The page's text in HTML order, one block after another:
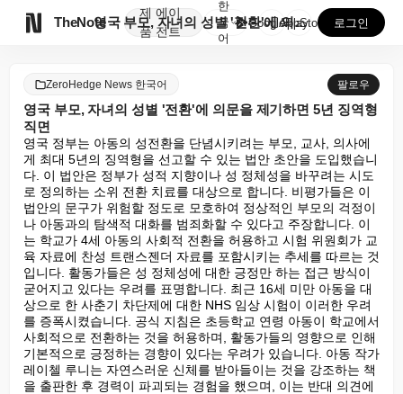
TheNote
제
품
에이
전트
영국 부모, 자녀의 성별 '전환'에 의문을 제기하면 5...
한
국
어
GooglePlay
AppStore 로그인
ZeroHedge News 한국어 팔로우
영국 부모, 자녀의 성별 '전환'에 의문을 제기하면 5년 징역형
직면
영국 정부는 아동의 성전환을 단념시키려는 부모, 교사, 의사에
게 최대 5년의 징역형을 선고할 수 있는 법안 초안을 도입했습니
다. 이 법안은 정부가 성적 지향이나 성 정체성을 바꾸려는 시도
로 정의하는 소위 전환 치료를 대상으로 합니다. 비평가들은 이
법안의 문구가 위험할 정도로 모호하여 정상적인 부모의 걱정이
나 아동과의 탐색적 대화를 범죄화할 수 있다고 주장합니다. 이
는 학교가 4세 아동의 사회적 전환을 허용하고 시험 위원회가 교
육 자료에 찬성 트랜스젠더 자료를 포함시키는 추세를 따르는 것
입니다. 활동가들은 성 정체성에 대한 긍정만 하는 접근 방식이
굳어지고 있다는 우려를 표명합니다. 최근 16세 미만 아동을 대
상으로 한 사춘기 차단제에 대한 NHS 임상 시험이 이러한 우려
를 증폭시켰습니다. 공식 지침은 초등학교 연령 아동이 학교에서
사회적으로 전환하는 것을 허용하며, 활동가들의 영향으로 인해
기본적으로 긍정하는 경향이 있다는 우려가 있습니다. 아동 작가
레이첼 루니는 자연스러운 신체를 받아들이는 것을 강조하는 책
을 출판한 후 경력이 파괴되는 경험을 했으며, 이는 반대 의견에